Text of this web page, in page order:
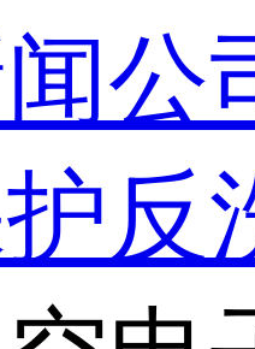
公
反